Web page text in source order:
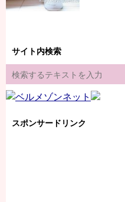
サイト内検索
スポンサードリンク